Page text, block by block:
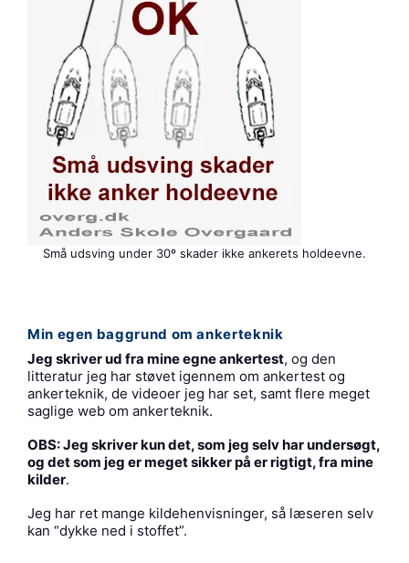
Små udsving under 30º skader ikke ankerets holdeevne.
Min egen baggrund om ankerteknik
Jeg skriver ud fra mine egne ankertest, og den
litteratur jeg har støvet igennem om ankertest og
ankerteknik, de videoer jeg har set, samt flere meget
saglige web om ankerteknik.
OBS: Jeg skriver kun det, som jeg selv har undersøgt,
og det som jeg er meget sikker på er rigtigt, fra mine
kilder.
Jeg har ret mange kildehenvisninger, så læseren selv
kan “dykke ned i stoffet”.